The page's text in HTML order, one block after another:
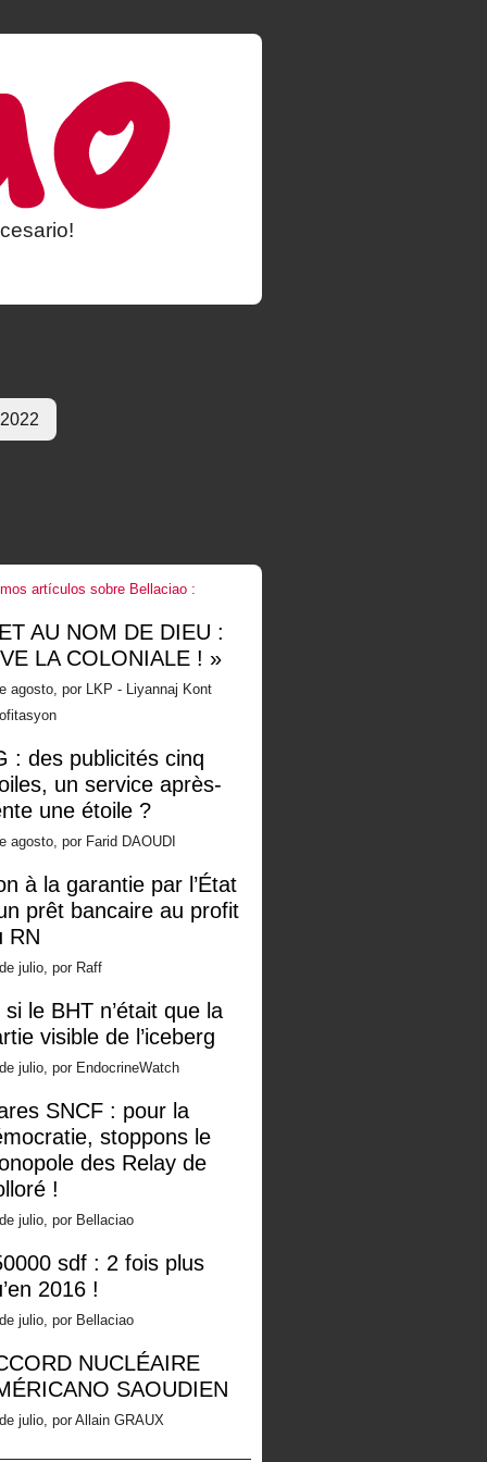
artículos sobre Bellaciao :
AU NOM DE DIEU :
LA COLONIALE ! »
agosto, por LKP - Liyannaj Kont
: des publicités cinq
un service après-
une étoile ?
agosto, por Farid DAOUDI
à la garantie par l’État
prêt bancaire au profit
RN
julio, por Raff
si le BHT n’était que la
visible de l’iceberg
julio, por EndocrineWatch
SNCF : pour la
stoppons le
des Relay de
!
julio, por Bellaciao
sdf : 2 fois plus
2016 !
julio, por Bellaciao
NUCLÉAIRE
SAOUDIEN
julio, por Allain GRAUX